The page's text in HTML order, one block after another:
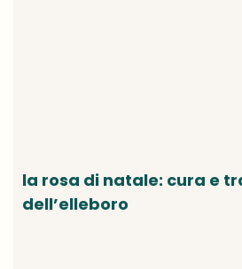
la rosa di natale: cura e
dell’elleboro